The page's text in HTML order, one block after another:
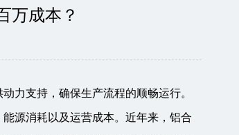
万成本？
力支持，确保生产流程的顺畅运行。
源消耗以及运营成本。近年来，铝合